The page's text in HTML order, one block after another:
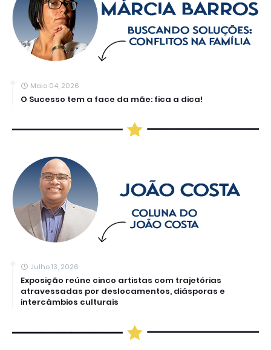
Maio 04, 2026
O Sucesso tem a face da mãe: fica a dica!
Julho 13, 2026
Exposição reúne cinco artistas com trajetórias
atravessadas por deslocamentos, diásporas e
intercâmbios culturais